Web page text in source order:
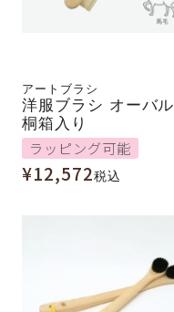
アートブラシ
洋服ブラシ オーバル
桐箱入り
ラッピング可能
¥12,572税込